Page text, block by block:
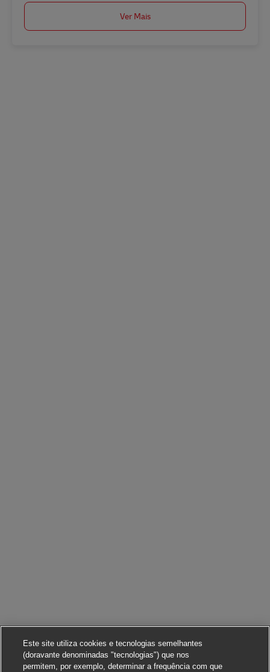
Ver Mais
Este site utiliza cookies e tecnologias semelhantes
(doravante denominadas "tecnologias") que nos
permitem, por exemplo, determinar a frequência com que